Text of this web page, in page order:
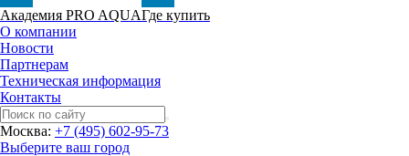
Академия PRO AQUAГде купить
О компании
Новости
Партнерам
Техническая информация
Контакты
Москва: +7 (495) 602-95-73
Выберите ваш город